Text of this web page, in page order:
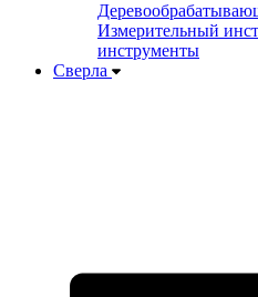
Измерительный
инструменты
Сверла